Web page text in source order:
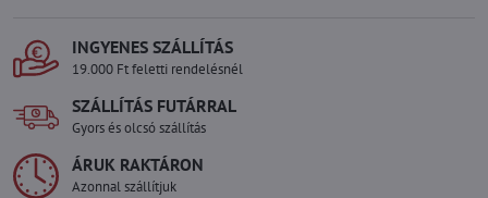
INGYENES SZÁLLÍTÁS
19.000 Ft feletti rendelésnél
SZÁLLÍTÁS FUTÁRRAL
Gyors és olcsó szállítás
ÁRUK RAKTÁRON
Azonnal szállítjuk